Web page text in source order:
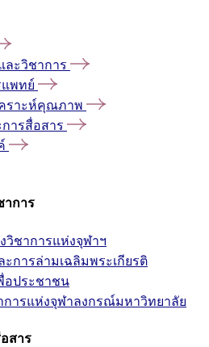
ละวิชาการ
แพทย์
คราะห์คุณภาพ
ารสื่อสาร
าการ
วิชาการแห่งจุฬาฯ
การล่ามเฉลิมพระเกียรติ
อประชาชน
การแห่งจุฬาลงกรณ์มหาวิทยาลัย
สาร